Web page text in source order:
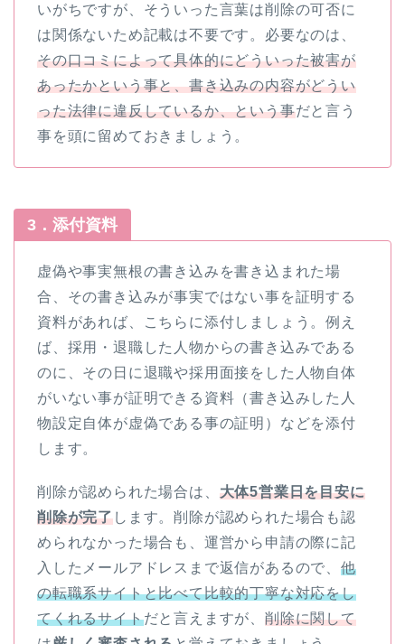
いがちですが、そういった言葉は削除の可否に
は関係ないため記載は不要です。必要なのは、
その口コミによって具体的にどういった被害が
あったかという事と、書き込みの内容がどうい
った法律に違反しているか、という事だと言う
事を頭に留めておきましょう。
3．添付資料
虚偽や事実無根の書き込みを書き込まれた場
合、その書き込みが事実ではない事を証明する
資料があれば、こちらに添付しましょう。例え
ば、採用・退職した人物からの書き込みである
のに、その日に退職や採用面接をした人物自体
がいない事が証明できる資料（書き込みした人
物設定自体が虚偽である事の証明）などを添付
します。
削除が認められた場合は、 大体5営業日を目安に
削除が完了します。削除が認められた場合も認
められなかった場合も、運営から申請の際に記
入したメールアドレスまで返信があるので、 他
の転職系サイトと比べて比較的丁寧な対応をし
てくれるサイトだと言えますが、削除に関して